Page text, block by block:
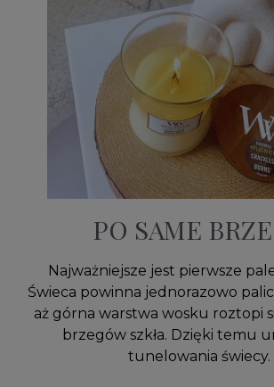
PO SAME
Najważniejsze jest pierwsze
Świeca powinna jednorazowo
aż górna warstwa wosku roztopi
brzegów szkła. Dzięki temu
tunelowania świecy.